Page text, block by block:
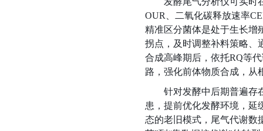
OUR、二氧化碳释放速率
精准区分菌体是处于生长增
拐点，及时调整补料策略、
合成高峰期后，依托RQ等
路，强化前体物质合成，从
针对发酵中后期普遍存
患，提前优化发酵环境，延
态的老旧模式，尾气代谢数